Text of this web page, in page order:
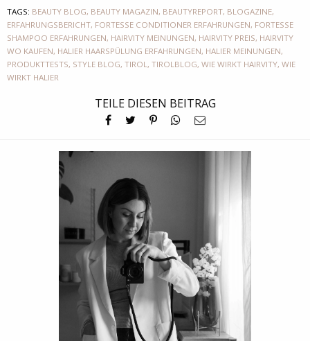
TAGS: BEAUTY BLOG, BEAUTY MAGAZIN, BEAUTYREPORT, BLOGAZINE,
ERFAHRUNGSBERICHT, FORTESSE CONDITIONER ERFAHRUNGEN, FORTESSE
SHAMPOO ERFAHRUNGEN, HAIRVITY MEINUNGEN, HAIRVITY PREIS, HAIRVITY
WO KAUFEN, HALIER HAARSPÜLUNG ERFAHRUNGEN, HALIER MEINUNGEN,
PRODUKTTESTS, STYLE BLOG, TIROL, TIROLBLOG, WIE WIRKT HAIRVITY, WIE
WIRKT HALIER
TEILE DIESEN BEITRAG